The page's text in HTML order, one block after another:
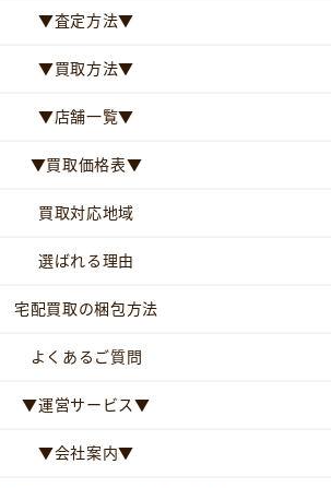
▼査定方法▼
▼買取方法▼
▼店舗一覧▼
▼買取価格表▼
買取対応地域
選ばれる理由
宅配買取の梱包方法
よくあるご質問
▼運営サービス▼
▼会社案内▼